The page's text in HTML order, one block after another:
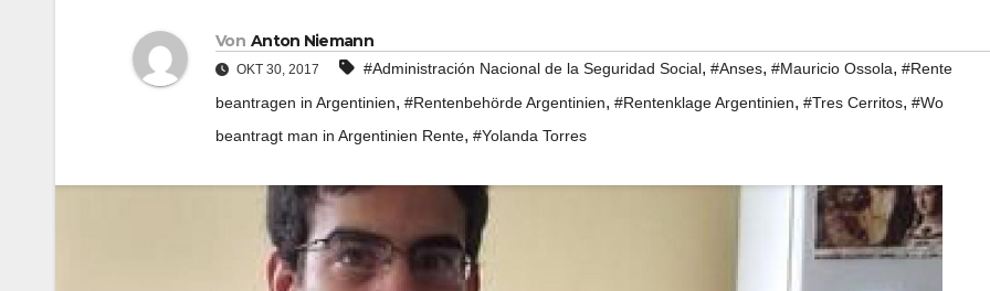
Von Anton Niemann
OKT 30, 2017 #Administración Nacional de la Seguridad Social, #Anses, #Mauricio Ossola, #Rente
beantragen in Argentinien, #Rentenbehörde Argentinien, #Rentenklage Argentinien, #Tres Cerritos, #Wo
beantragt man in Argentinien Rente, #Yolanda Torres